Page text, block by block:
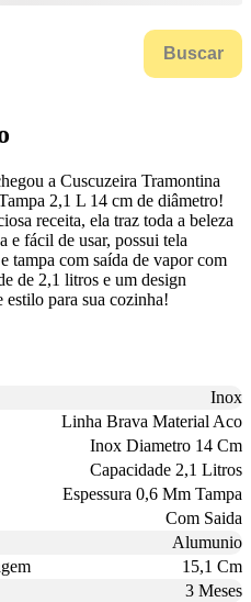
Buscar
a Cuscuzeira Tramontina
2,1 L 14 cm de diâmetro!
receita, ela traz toda a beleza
e fácil de usar, possui tela
tampa com saída de vapor com
de 2,1 litros e um design
estilo para sua cozinha!
Inox
Linha Brava Material Aco
Inox Diametro 14 Cm
Capacidade 2,1 Litros
Espessura 0,6 Mm Tampa
Com Saida
Alumunio
15,1 Cm
3 Meses